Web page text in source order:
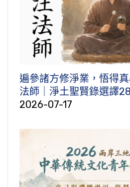
遍參諸方修淨業，悟得
法師｜淨土聖賢錄選譯28
2026-07-17